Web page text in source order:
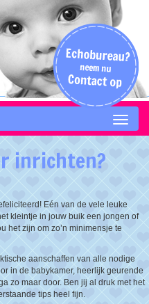
inrichten?
Eén van de vele leuke
kleintje in jouw buik een jongen of
het zijn om zo’n minimensje te
aanschaffen van alle nodige
in de babykamer, heerlijk geurende
zo maar door. Ben jij al druk met het
tips heel fijn.